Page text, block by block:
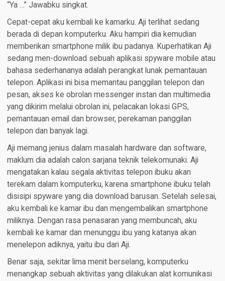
“Ya …” Jawabku singkat.
Cepat-cepat aku kembali ke kamarku. Aji terlihat sedang
berada di depan komputerku. Aku hampiri dia kemudian
memberikan smartphone milik ibu padanya. Kuperhatikan Aji
sedang men-download sebuah aplikasi spyware mobile atau
bahasa sederhananya adalah perangkat lunak pemantauan
telepon. Aplikasi ini bisa memantau panggilan telepon dan
pesan, akses ke obrolan messenger instan dan multimedia
yang dikirim melalui obrolan ini, pelacakan lokasi GPS,
pemantauan email dan browser, perekaman panggilan
telepon dan banyak lagi.
Aji memang jenius dalam masalah hardware dan software,
maklum dia adalah calon sarjana teknik telekomunaki. Aji
mengatakan kalau segala aktivitas telepon ibuku akan
terekam dalam komputerku, karena smartphone ibuku telah
disisipi spyware yang dia download barusan. Setelah selesai,
aku kembali ke kamar ibu dan mengembalikan smartphone
miliknya. Dengan rasa penasaran yang membuncah, aku
kembali ke kamar dan menunggu ibu yang katanya akan
menelepon adiknya, yaitu ibu dari Aji.
Benar saja, sekitar lima menit berselang, komputerku
menangkap sebuah aktivitas yang dilakukan alat komunikasi